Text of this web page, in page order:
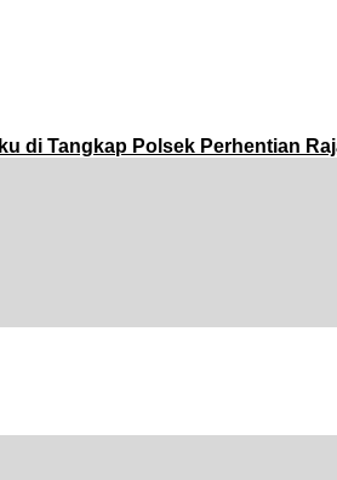
di Tangkap Polsek Perhentian